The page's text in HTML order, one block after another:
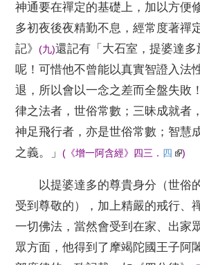
神通要在禪定的基礎上 ， 加以方便
多初夜後夜精勤不息 ，經常度著禪
記》(九)還記有 「 大石室 ，提婆達多
呢 ！可惜他不曾能以真實智證入法
退 ， 所以會以一念之差而全盤失敗
律之法者 ，世俗常數 ；三昧成就者
神足飛行者 ，亦是世俗常數 ； 智慧
之義。」( 《增一阿含經》 四三 ． 四 )
以提婆達多的尊貴身分（世俗
受到尊敬的）
， 加上精嚴的戒行、
一切佛法 ，當然會受到在家、 出家
眾方面 ，他得到了摩竭陀國王子阿